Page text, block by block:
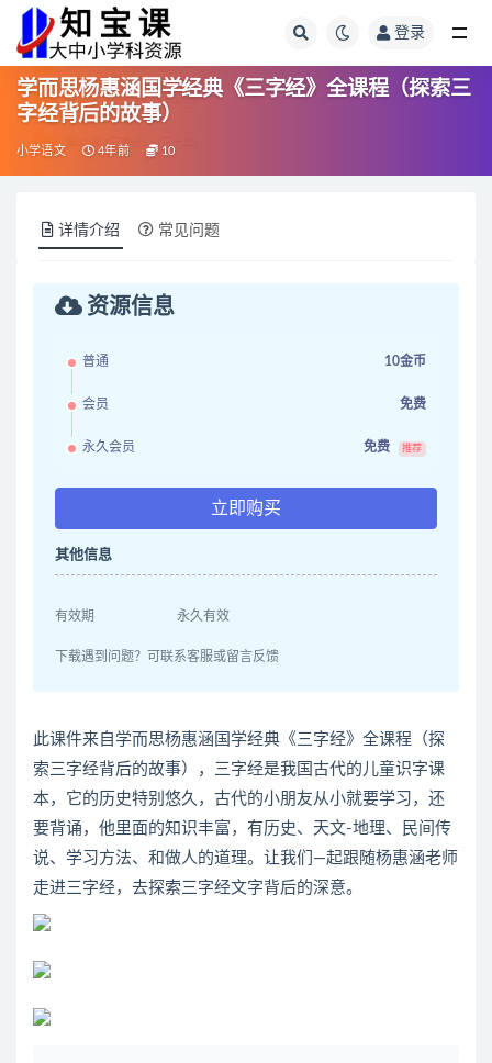
登录
学而思杨惠涵国学经典《三字经》全课程（探索三
字经背后的故事）
小学语文 4年前 10
详情介绍 常见问题
资源信息
普通 10金币
会员 免费
永久会员 免费 推荐
立即购买
其他信息
有效期 永久有效
下载遇到问题？可联系客服或留言反馈
此课件来自学而思杨惠涵国学经典《三字经》全课程（探
索三字经背后的故事），三字经是我国古代的儿童识字课
本，它的历史特别悠久，古代的小朋友从小就要学习，还
要背诵，他里面的知识丰富，有历史、天文-地理、民间传
说、学习方法、和做人的道理。让我们—起跟随杨惠涵老师
走进三字经，去探索三字经文字背后的深意。
全部